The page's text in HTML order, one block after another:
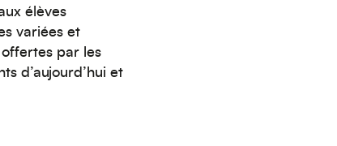
élèves
variées et
par les
d’aujourd’hui et